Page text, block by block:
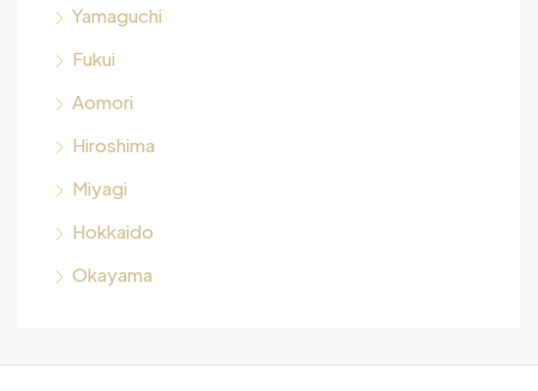
Yamaguchi
Fukui
Aomori
Hiroshima
Miyagi
Hokkaido
Okayama